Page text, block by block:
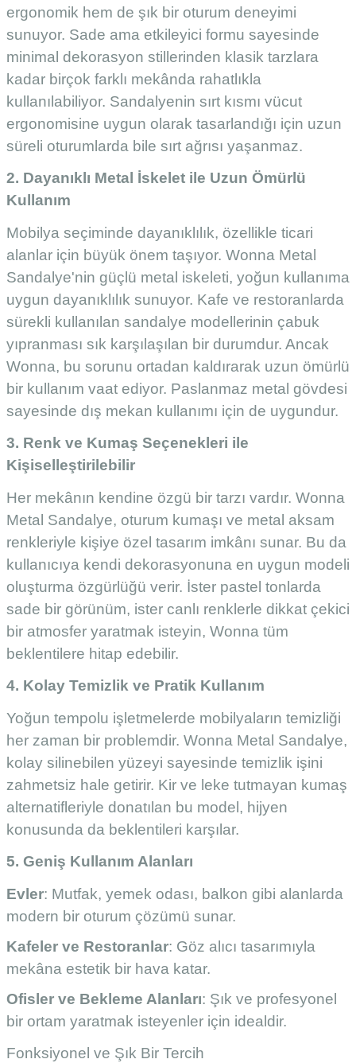
ergonomik hem de şık bir oturum deneyimi
sunuyor. Sade ama etkileyici formu sayesinde
minimal dekorasyon stillerinden klasik tarzlara
kadar birçok farklı mekânda rahatlıkla
kullanılabiliyor. Sandalyenin sırt kısmı vücut
ergonomisine uygun olarak tasarlandığı için uzun
süreli oturumlarda bile sırt ağrısı yaşanmaz.
2. Dayanıklı Metal İskelet ile Uzun Ömürlü
Kullanım
Mobilya seçiminde dayanıklılık, özellikle ticari
alanlar için büyük önem taşıyor. Wonna Metal
Sandalye'nin güçlü metal iskeleti, yoğun kullanıma
uygun dayanıklılık sunuyor. Kafe ve restoranlarda
sürekli kullanılan sandalye modellerinin çabuk
yıpranması sık karşılaşılan bir durumdur. Ancak
Wonna, bu sorunu ortadan kaldırarak uzun ömürlü
bir kullanım vaat ediyor. Paslanmaz metal gövdesi
sayesinde dış mekan kullanımı için de uygundur.
3. Renk ve Kumaş Seçenekleri ile
Kişiselleştirilebilir
Her mekânın kendine özgü bir tarzı vardır. Wonna
Metal Sandalye, oturum kumaşı ve metal aksam
renkleriyle kişiye özel tasarım imkânı sunar. Bu da
kullanıcıya kendi dekorasyonuna en uygun modeli
oluşturma özgürlüğü verir. İster pastel tonlarda
sade bir görünüm, ister canlı renklerle dikkat çekici
bir atmosfer yaratmak isteyin, Wonna tüm
beklentilere hitap edebilir.
4. Kolay Temizlik ve Pratik Kullanım
Yoğun tempolu işletmelerde mobilyaların temizliği
her zaman bir problemdir. Wonna Metal Sandalye,
kolay silinebilen yüzeyi sayesinde temizlik işini
zahmetsiz hale getirir. Kir ve leke tutmayan kumaş
alternatifleriyle donatılan bu model, hijyen
konusunda da beklentileri karşılar.
5. Geniş Kullanım Alanları
Evler: Mutfak, yemek odası, balkon gibi alanlarda
modern bir oturum çözümü sunar.
Kafeler ve Restoranlar: Göz alıcı tasarımıyla
mekâna estetik bir hava katar.
Ofisler ve Bekleme Alanları: Şık ve profesyonel
bir ortam yaratmak isteyenler için idealdir.
Fonksiyonel ve Şık Bir Tercih